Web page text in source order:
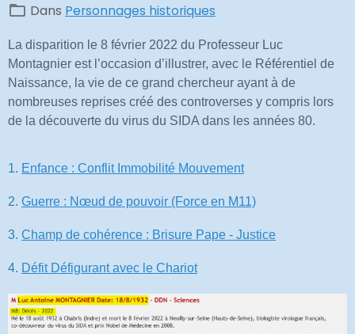
Dans Personnages historiques
La disparition le 8 février 2022 du Professeur Luc
Montagnier est l’occasion d’illustrer, avec le Référentiel de
Naissance, la vie de ce grand chercheur ayant à de
nombreuses reprises créé des controverses y compris lors
de la découverte du virus du SIDA dans les années 80.
1. Enfance : Conflit Immobilité Mouvement
2. Guerre : Nœud de pouvoir (Force en M11)
3. Champ de cohérence : Brisure Pape - Justice
4. Défit Défigurant avec le Chariot